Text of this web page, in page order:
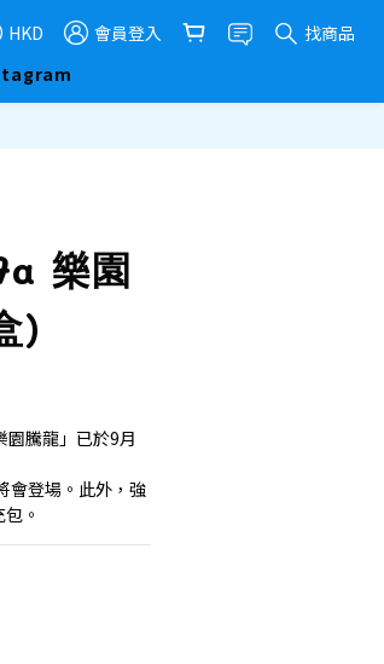
HKD 會員登入
找商品
樂園
)
園騰龍」已於9月
會登場。此外，強
。